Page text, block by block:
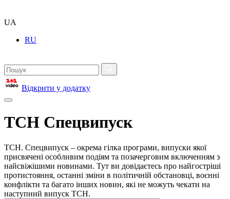
UA
RU
Відкрити у додатку
ТСН Спецвипуск
ТСН. Спецвипуск – окрема гілка програми, випуски якої
присвячені особливим подіям та позачерговим включенням з
найсвіжішими новинами. Тут ви довідаєтесь про найгостріші
протистояння, останні зміни в політичній обстановці, воєнні
конфлікти та багато інших новин, які не можуть чекати на
наступний випуск ТСН.